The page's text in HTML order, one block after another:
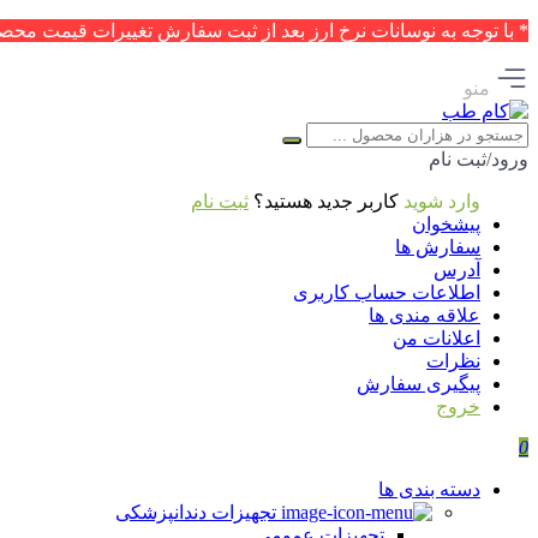
* با توجه به نوسانات نرخ ارز بعد از ثبت سفارش تغییرات قیمت
منو
ورود/ثبت نام
وارد شوید کاربر جدید هستید؟ ثبت نام
پیشخوان
سفارش ها
آدرس
اطلاعات حساب كاربری
علاقه مندی ها
اعلانات من
نظرات
پیگیری سفارش
خروج
0
دسته بندی ها
تجهیزات دندانپزشکی